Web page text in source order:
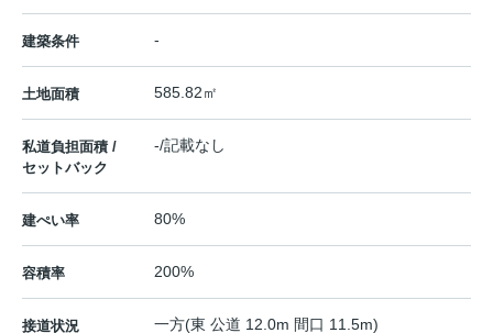
建築条件 -
土地面積 585.82㎡
私道負担面積 /
セットバック
-/記載なし
建ぺい率 80%
容積率 200%
接道状況 一方(東 公道 12.0m 間口 11.5m)